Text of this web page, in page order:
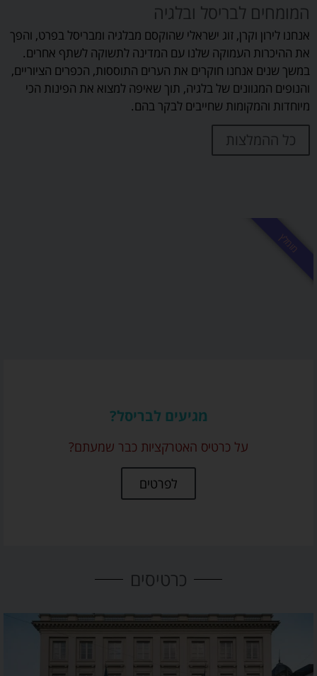
המומחים לבריסל ובלגיה
אנחנו לירון וקרן, זוג ישראלי שהוקסם מבלגיה ומבריסל בפרט, והפך
את ההיכרות העמוקה שלנו עם המדינה לתשוקה לשתף אחרים.
במשך שנים אנחנו חוקרים את הערים התוססות, הכפרים הציוריים,
והנופים המגוונים של בלגיה, תוך שאיפה למצוא את הפינות הכי
מיוחדות והמקומות שחייבים לבקר בהם.
כל ההמלצות
מגיעים לבריסל?
על כרטיס האטרקציות כבר שמעתם?
לפרטים
מומלץ
כרטיסים